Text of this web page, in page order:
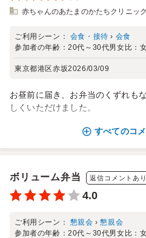
赤ちゃんのあたまのかたちクリニック
ご利用シーン： 会食・接待 › 会食
参加者の年齢：20代～30代男女比：
東京都港区赤坂2026/03/09
お昼前に届き、お弁当のくずれも
しくいただけました。
すべてのコ
ボリューム弁当 返信コメントあり
4.0
ご利用シーン： 懇親会 ›懇親会
参加者の年齢：20代～30代男女比：